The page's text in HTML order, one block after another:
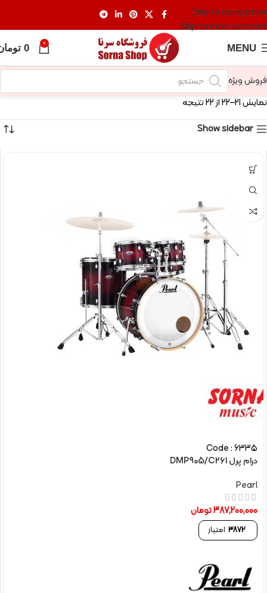
Skip to navigation
Skip to main content
MENU
0
0
فروش ویژه
نمایش 21–22 از 22 نتیجه
Show sidebar
Code : 6335
درام پرل DMP905/C261
Pearl
387,200,000تومان
3872 امتیاز